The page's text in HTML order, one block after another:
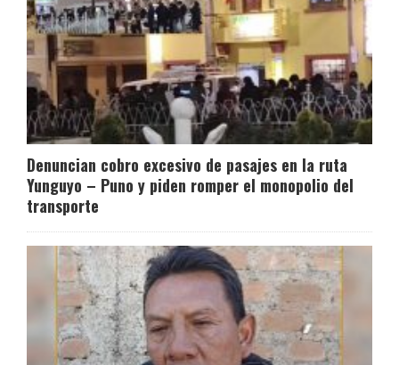
Denuncian cobro excesivo de pasajes en la ruta
Yunguyo – Puno y piden romper el monopolio del
transporte